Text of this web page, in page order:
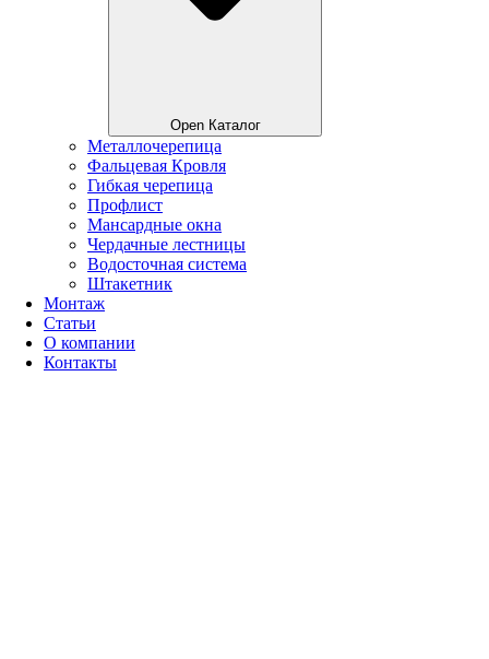
Open Каталог
Металлочерепица
Фальцевая Кровля
Гибкая черепица
Профлист
Мансардные окна
Чердачные лестницы
Водосточная система
Штакетник
Монтаж
Статьи
О компании
Контакты